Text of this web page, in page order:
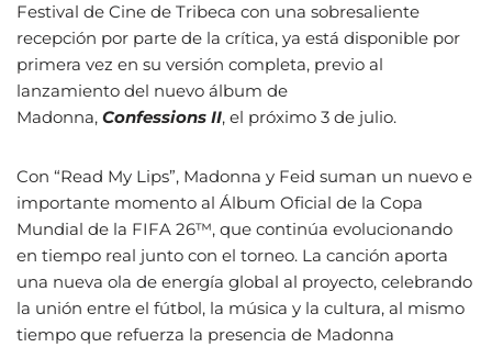
Festival de Cine de Tribeca con una sobresaliente
recepción por parte de la crítica, ya está disponible por
primera vez en su versión completa, previo al
lanzamiento del nuevo álbum de
Madonna, Confessions II, el próximo 3 de julio.
Con “Read My Lips”, Madonna y Feid suman un nuevo e
importante momento al Álbum Oficial de la Copa
Mundial de la FIFA 26™, que continúa evolucionando
en tiempo real junto con el torneo. La canción aporta
una nueva ola de energía global al proyecto, celebrando
la unión entre el fútbol, la música y la cultura, al mismo
tiempo que refuerza la presencia de Madonna